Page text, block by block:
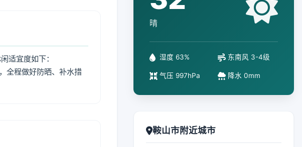
适宜度如下：
全程做好防晒、补水措
晴
湿度 63% 东南风 3-4级
气压 997hPa 降水 0mm
鞍山市附近城市